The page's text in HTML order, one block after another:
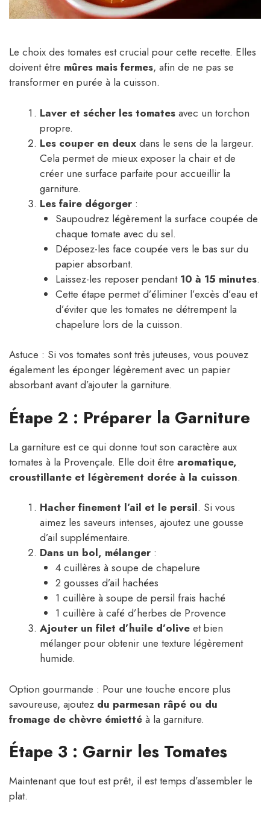
Le choix des tomates est crucial pour cette recette. Elles
doivent être mûres mais fermes, afin de ne pas se
transformer en purée à la cuisson.
Laver et sécher les tomates avec un torchon
propre.
Les couper en deux dans le sens de la largeur.
Cela permet de mieux exposer la chair et de
créer une surface parfaite pour accueillir la
garniture.
Les faire dégorger :
Saupoudrez légèrement la surface coupée de
chaque tomate avec du sel.
Déposez-les face coupée vers le bas sur du
papier absorbant.
Laissez-les reposer pendant 10 à 15 minutes.
Cette étape permet d’éliminer l’excès d’eau et
d’éviter que les tomates ne détrempent la
chapelure lors de la cuisson.
Astuce : Si vos tomates sont très juteuses, vous pouvez
également les éponger légèrement avec un papier
absorbant avant d’ajouter la garniture.
Étape 2 : Préparer la Garniture
La garniture est ce qui donne tout son caractère aux
tomates à la Provençale. Elle doit être aromatique,
croustillante et légèrement dorée à la cuisson.
Hacher finement l’ail et le persil. Si vous
aimez les saveurs intenses, ajoutez une gousse
d’ail supplémentaire.
Dans un bol, mélanger :
4 cuillères à soupe de chapelure
2 gousses d’ail hachées
1 cuillère à soupe de persil frais haché
1 cuillère à café d’herbes de Provence
Ajouter un filet d’huile d’olive et bien
mélanger pour obtenir une texture légèrement
humide.
Option gourmande : Pour une touche encore plus
savoureuse, ajoutez du parmesan râpé ou du
fromage de chèvre émietté à la garniture.
Étape 3 : Garnir les Tomates
Maintenant que tout est prêt, il est temps d’assembler le
plat.